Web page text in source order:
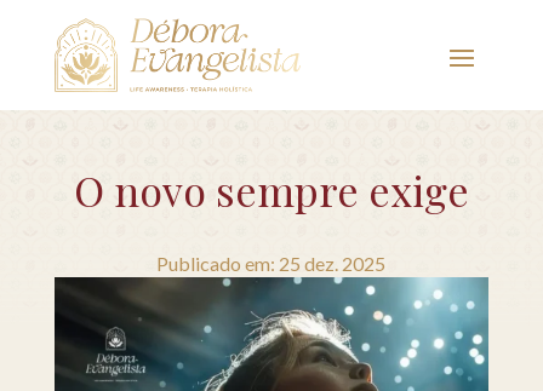
O novo sempre exige
Publicado em: 25 dez. 2025